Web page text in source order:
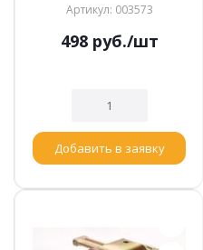
Артикул: 003573
498руб./шт
Добавить в заявку